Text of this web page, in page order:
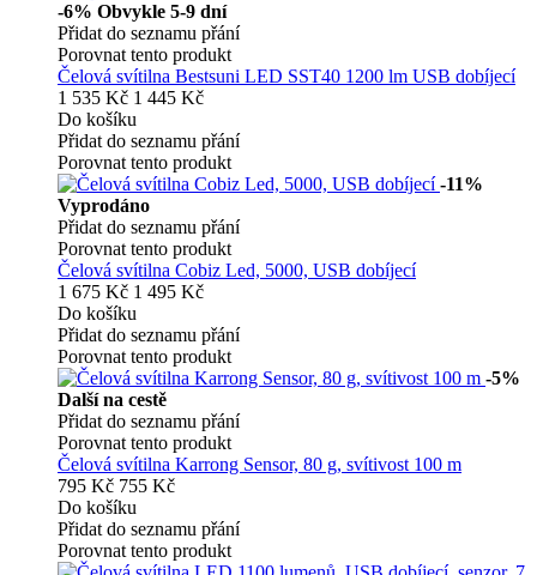
-6% Obvykle 5-9 dní
Přidat do seznamu přání
Porovnat tento produkt
Čelová svítilna Bestsuni LED SST40 1200 lm USB dobíjecí
1 535 Kč 1 445 Kč
Do košíku
Přidat do seznamu přání
Porovnat tento produkt
-11%
Vyprodáno
Přidat do seznamu přání
Porovnat tento produkt
Čelová svítilna Cobiz Led, 5000, USB dobíjecí
1 675 Kč 1 495 Kč
Do košíku
Přidat do seznamu přání
Porovnat tento produkt
-5%
Další na cestě
Přidat do seznamu přání
Porovnat tento produkt
Čelová svítilna Karrong Sensor, 80 g, svítivost 100 m
795 Kč 755 Kč
Do košíku
Přidat do seznamu přání
Porovnat tento produkt